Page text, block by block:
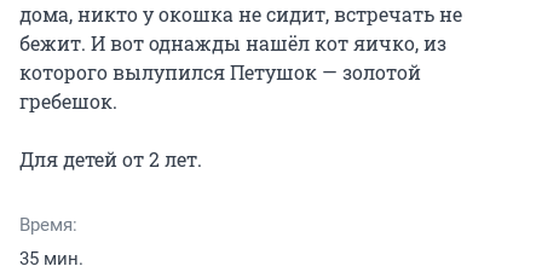
дома, никто у окошка не сидит, встречать не
бежит. И вот однажды нашёл кот яичко, из
которого вылупился Петушок — золотой
гребешок.
Для детей от 2 лет.
Время:
35 мин.